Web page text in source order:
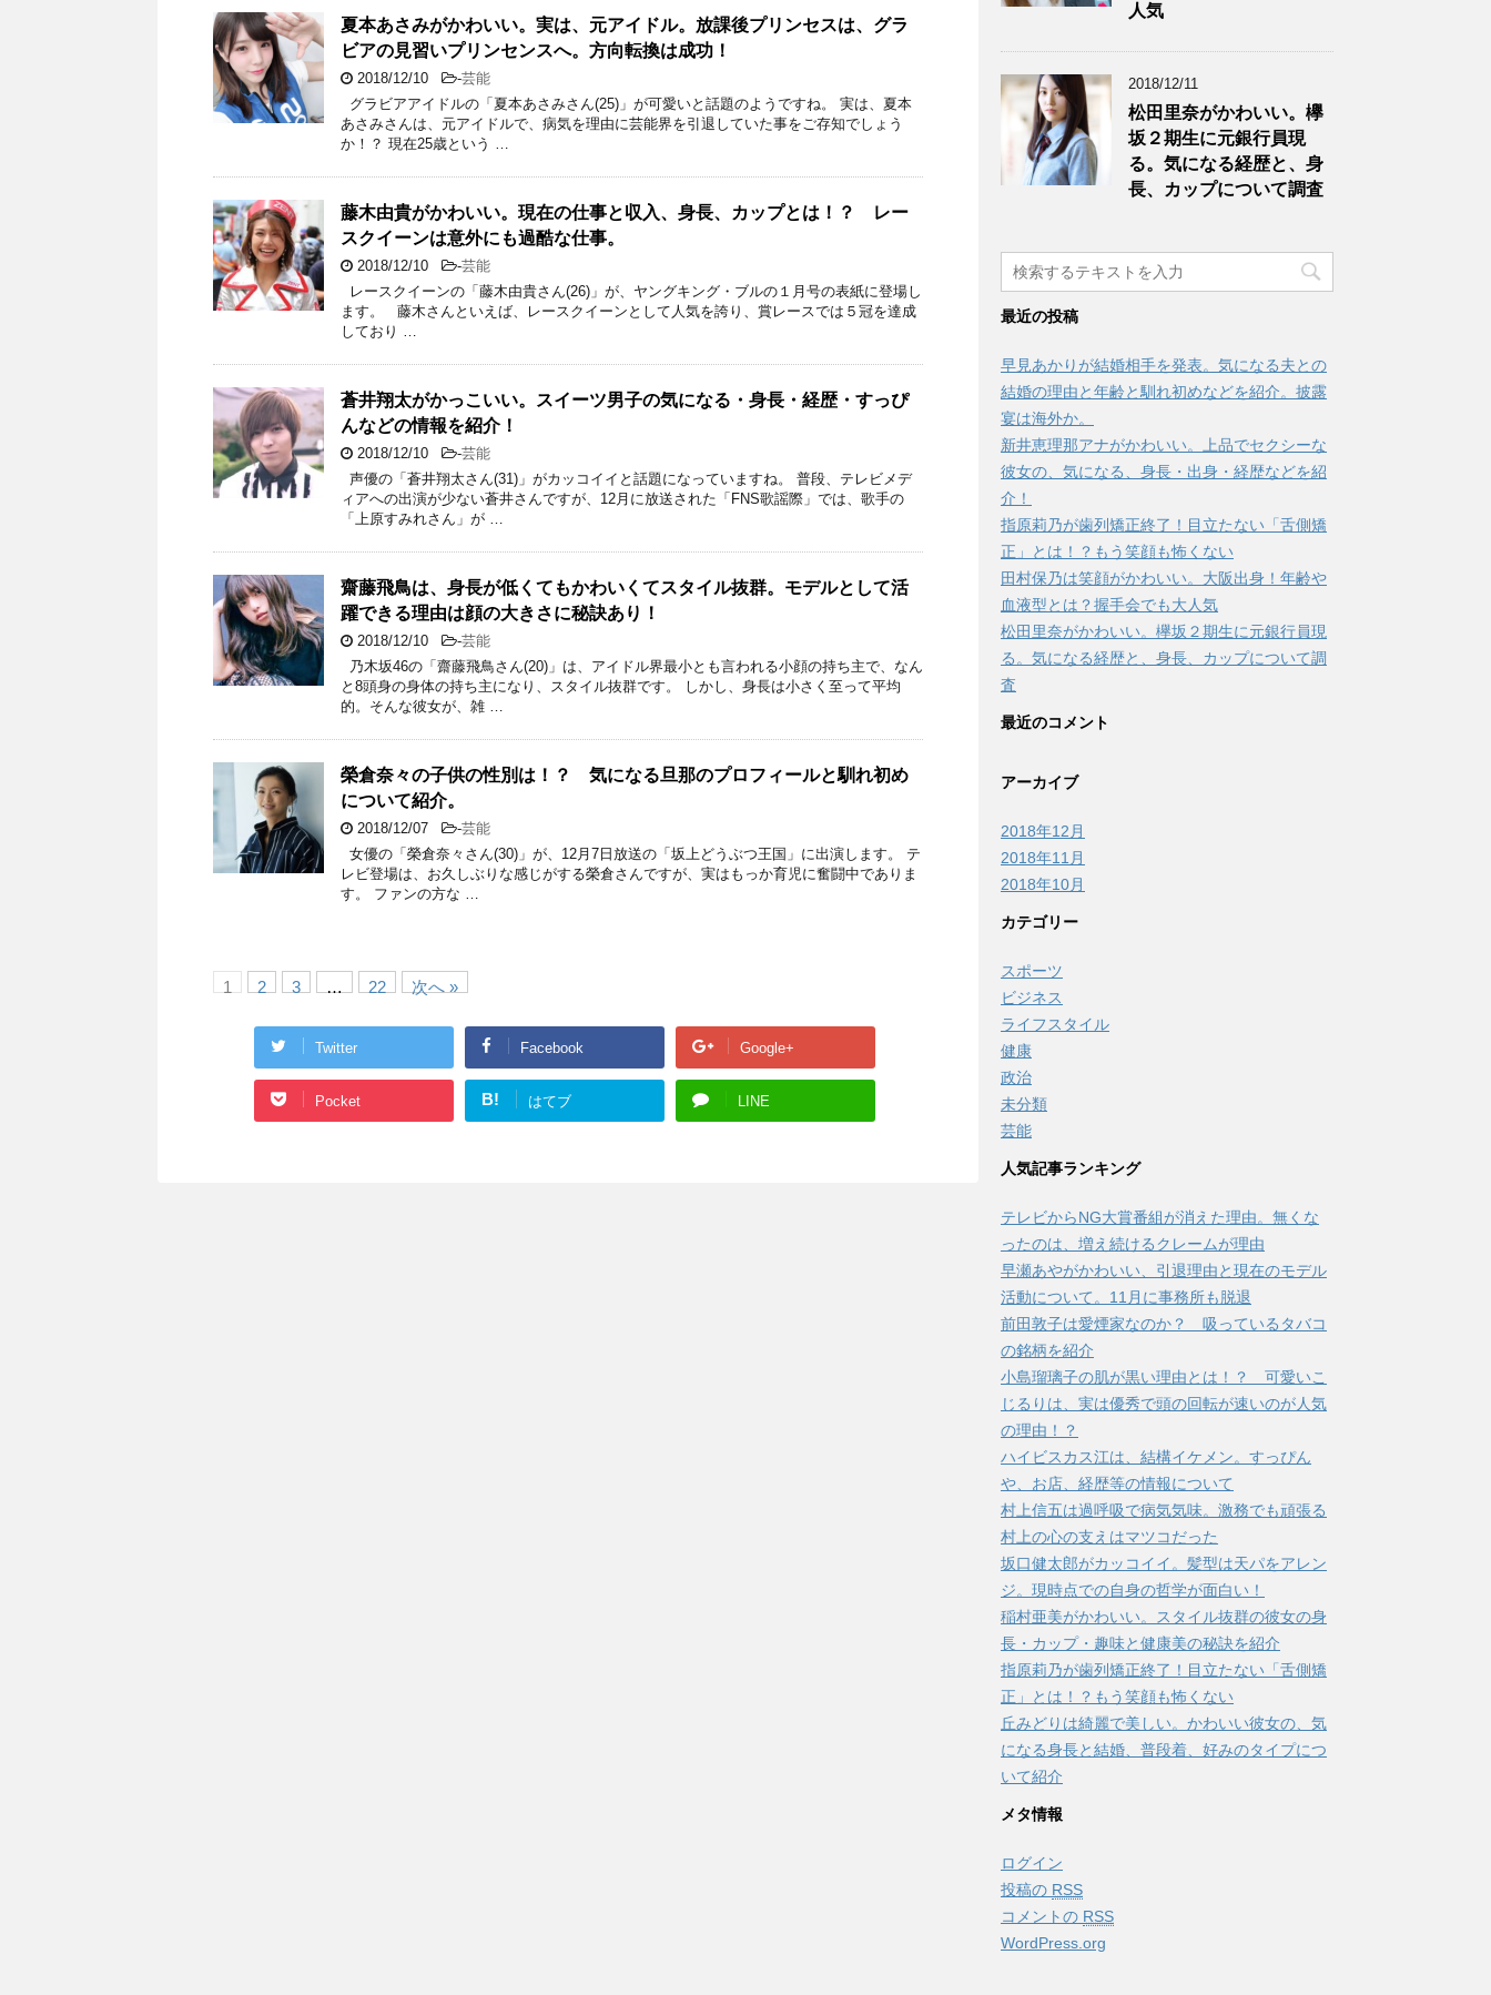
夏本あさみがかわいい。実は、元アイドル。放課後プリンセスは、グラ
ビアの見習いプリンセンスへ。方向転換は成功！
2018/12/10 -芸能
グラビアアイドルの「夏本あさみさん(25)」が可愛いと話題のようですね。 実は、夏本
あさみさんは、元アイドルで、病気を理由に芸能界を引退していた事をご存知でしょう
か！？ 現在25歳という …
藤木由貴がかわいい。現在の仕事と収入、身長、カップとは！？ レー
スクイーンは意外にも過酷な仕事。
2018/12/10 -芸能
レースクイーンの「藤木由貴さん(26)」が、ヤングキング・ブルの１月号の表紙に登場し
ます。 藤木さんといえば、レースクイーンとして人気を誇り、賞レースでは５冠を達成
しており …
蒼井翔太がかっこいい。スイーツ男子の気になる・身長・経歴・すっぴ
んなどの情報を紹介！
2018/12/10 -芸能
声優の「蒼井翔太さん(31)」がカッコイイと話題になっていますね。 普段、テレビメデ
ィアへの出演が少ない蒼井さんですが、12月に放送された「FNS歌謡際」では、歌手の
「上原すみれさん」が …
齋藤飛鳥は、身長が低くてもかわいくてスタイル抜群。モデルとして活
躍できる理由は顔の大きさに秘訣あり！
2018/12/10 -芸能
乃木坂46の「齋藤飛鳥さん(20)」は、アイドル界最小とも言われる小顔の持ち主で、なん
と8頭身の身体の持ち主になり、スタイル抜群です。 しかし、身長は小さく至って平均
的。そんな彼女が、雑 …
榮倉奈々の子供の性別は！？ 気になる旦那のプロフィールと馴れ初め
について紹介。
2018/12/07 -芸能
女優の「榮倉奈々さん(30)」が、12月7日放送の「坂上どうぶつ王国」に出演します。 テ
レビ登場は、お久しぶりな感じがする榮倉さんですが、実はもっか育児に奮闘中でありま
す。 ファンの方な …
1 2 3 … 22 次へ »
Twitter Facebook Google+
Pocket B! はてブ LINE
人気
2018/12/11
松田里奈がかわいい。欅
坂２期生に元銀行員現
る。気になる経歴と、身
長、カップについて調査
最近の投稿
早見あかりが結婚相手を発表。気になる夫との
結婚の理由と年齢と馴れ初めなどを紹介。披露
宴は海外か。
新井恵理那アナがかわいい。上品でセクシーな
彼女の、気になる、身長・出身・経歴などを紹
介！
指原莉乃が歯列矯正終了！目立たない「舌側矯
正」とは！？もう笑顔も怖くない
田村保乃は笑顔がかわいい。大阪出身！年齢や
血液型とは？握手会でも大人気
松田里奈がかわいい。欅坂２期生に元銀行員現
る。気になる経歴と、身長、カップについて調
査
最近のコメント
アーカイブ
2018年12月
2018年11月
2018年10月
カテゴリー
スポーツ
ビジネス
ライフスタイル
健康
政治
未分類
芸能
人気記事ランキング
テレビからNG大賞番組が消えた理由。無くな
ったのは、増え続けるクレームが理由
早瀬あやがかわいい、引退理由と現在のモデル
活動について。11月に事務所も脱退
前田敦子は愛煙家なのか？ 吸っているタバコ
の銘柄を紹介
小島瑠璃子の肌が黒い理由とは！？ 可愛いこ
じるりは、実は優秀で頭の回転が速いのが人気
の理由！？
ハイビスカス江は、結構イケメン。すっぴん
や、お店、経歴等の情報について
村上信五は過呼吸で病気気味。激務でも頑張る
村上の心の支えはマツコだった
坂口健太郎がカッコイイ。髪型は天パをアレン
ジ。現時点での自身の哲学が面白い！
稲村亜美がかわいい。スタイル抜群の彼女の身
長・カップ・趣味と健康美の秘訣を紹介
指原莉乃が歯列矯正終了！目立たない「舌側矯
正」とは！？もう笑顔も怖くない
丘みどりは綺麗で美しい。かわいい彼女の、気
になる身長と結婚、普段着、好みのタイプにつ
いて紹介
メタ情報
ログイン
投稿の RSS
コメントの RSS
WordPress.org